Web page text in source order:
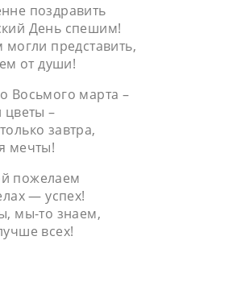
поздравить
День спешим!
представить,
от души!
Восьмого марта –
цветы –
завтра,
мечты!
пожелаем
— успех!
мы-то знаем,
всех!